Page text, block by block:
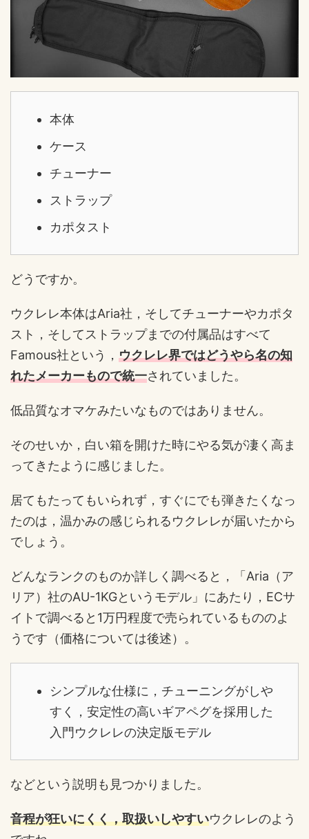
本体
ケース
チューナー
ストラップ
カポタスト
どうですか。
ウクレレ本体はAria社，そしてチューナーやカポタ
スト，そしてストラップまでの付属品はすべて
Famous社という， ウクレレ界ではどうやら名の知
れたメーカーもので統一されていました。
低品質なオマケみたいなものではありません。
そのせいか，白い箱を開けた時にやる気が凄く高ま
ってきたように感じました。
居てもたってもいられず，すぐにでも弾きたくなっ
たのは，温かみの感じられるウクレレが届いたから
でしょう。
どんなランクのものか詳しく調べると，「Aria（ア
リア）社のAU-1KGというモデル」にあたり，ECサ
イトで調べると1万円程度で売られているもののよ
うです（価格については後述）。
シンプルな仕様に，チューニングがしや
すく，安定性の高いギアペグを採用した
入門ウクレレの決定版モデル
などという説明も見つかりました。
音程が狂いにくく，取扱いしやすいウクレレのよう